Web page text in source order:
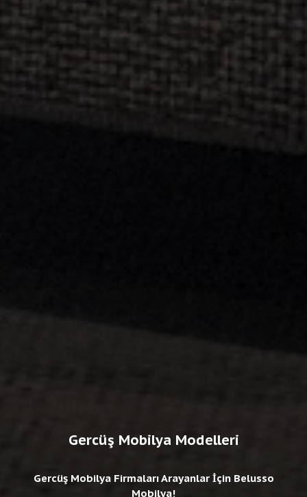
Gercüş Mobilya Modelleri
Gercüş Mobilya Firmaları Arayanlar İçin Belusso
Mobilya!